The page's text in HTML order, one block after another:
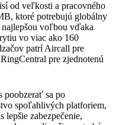
od veľkosti a pracovného
ktoré potrebujú globálny
voľbou vďaka
vo viac ako 160
patrí Aircall pre
pre zjednotenú
poobzerať sa po
spoľahlivých platforiem,
lepšie zabezpečenie,